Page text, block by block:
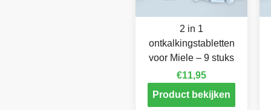
2 in 1
ontkalkingstabletten
voor Miele – 9 stuks
€11,95
Product bekijken